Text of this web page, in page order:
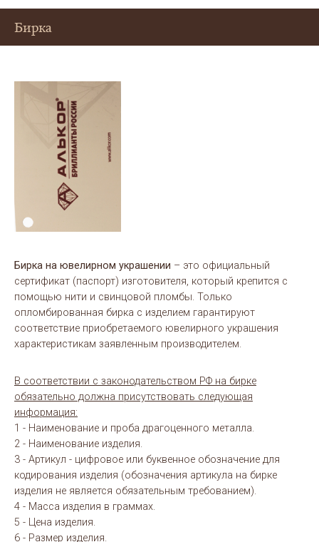
Бирка
Бирка на ювелирном украшении – это официальный
сертификат (паспорт) изготовителя, который крепится с
помощью нити и свинцовой пломбы. Только
опломбированная бирка с изделием гарантируют
соответствие приобретаемого ювелирного украшения
характеристикам заявленным производителем.
В соответствии с законодательством РФ на бирке
обязательно должна присутствовать следующая
информация:
1 - Наименование и проба драгоценного металла.
2 - Наименование изделия.
3 - Артикул - цифровое или буквенное обозначение для
кодирования изделия (обозначения артикула на бирке
изделия не является обязательным требованием).
4 - Масса изделия в граммах.
5 - Цена изделия.
6 - Размер изделия.